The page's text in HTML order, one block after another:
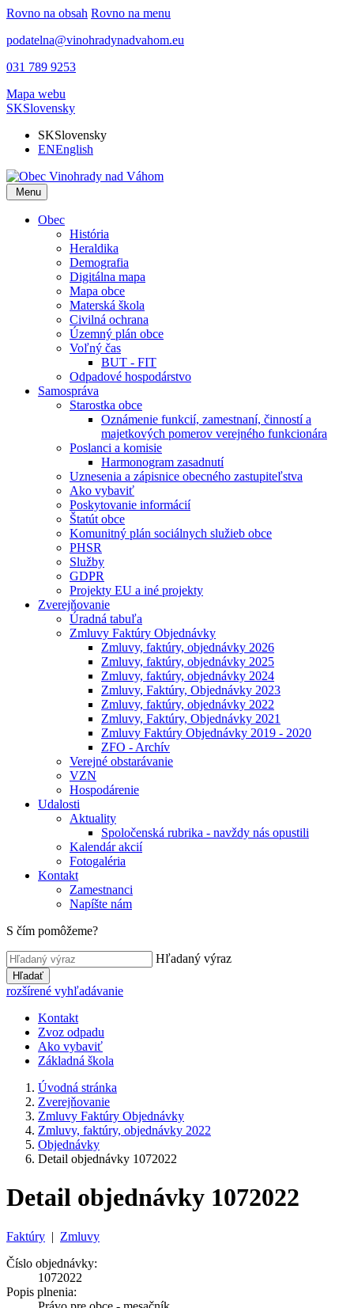
Rovno na obsah Rovno na menu
podatelna@vinohradynadvahom.eu
031 789 9253
Mapa webu
SKSlovensky
SKSlovensky
ENEnglish
Menu
Obec
História
Heraldika
Demografia
Digitálna mapa
Mapa obce
Materská škola
Civilná ochrana
Územný plán obce
Voľný čas
BUT - FIT
Odpadové hospodárstvo
Samospráva
Starostka obce
Oznámenie funkcií, zamestnaní, činností a
majetkových pomerov verejného funkcionára
Poslanci a komisie
Harmonogram zasadnutí
Uznesenia a zápisnice obecného zastupiteľstva
Ako vybaviť
Poskytovanie informácií
Štatút obce
Komunitný plán sociálnych služieb obce
PHSR
Služby
GDPR
Projekty EU a iné projekty
Zverejňovanie
Úradná tabuľa
Zmluvy Faktúry Objednávky
Zmluvy, faktúry, objednávky 2026
Zmluvy, faktúry, objednávky 2025
Zmluvy, faktúry, objednávky 2024
Zmluvy, Faktúry, Objednávky 2023
Zmluvy, faktúry, objednávky 2022
Zmluvy, Faktúry, Objednávky 2021
Zmluvy Faktúry Objednávky 2019 - 2020
ZFO - Archív
Verejné obstarávanie
VZN
Hospodárenie
Udalosti
Aktuality
Spoločenská rubrika - navždy nás opustili
Kalendár akcií
Fotogaléria
Kontakt
Zamestnanci
Napíšte nám
S čím pomôžeme?
Hľadaný výraz
Hľadať
rozšírené vyhľadávanie
Kontakt
Zvoz odpadu
Ako vybaviť
Základná škola
Úvodná stránka
Zverejňovanie
Zmluvy Faktúry Objednávky
Zmluvy, faktúry, objednávky 2022
Objednávky
Detail objednávky 1072022
Detail objednávky 1072022
Faktúry | Zmluvy
Číslo objednávky:
1072022
Popis plnenia: